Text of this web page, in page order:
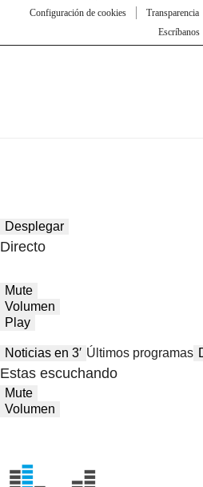
Configuración de cookies
Transparencia
Escríbanos
Desplegar
Directo
Mute
Volumen
Play
Noticias en 3′ Últimos programas
Estas escuchando
Mute
Volumen